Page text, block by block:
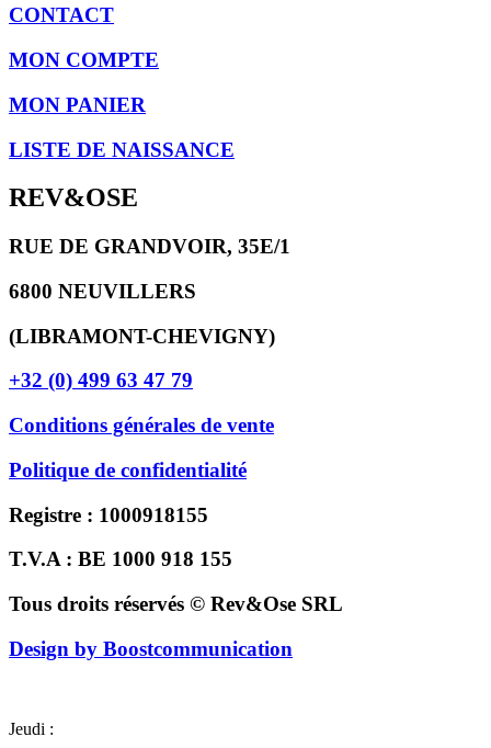
CONTACT
MON COMPTE
MON PANIER
LISTE DE NAISSANCE
REV&OSE
RUE DE GRANDVOIR, 35E/1
6800 NEUVILLERS
(LIBRAMONT-CHEVIGNY)
+32 (0) 499 63 47 79
Conditions générales de vente
Politique de confidentialité
Registre : 1000918155
T.V.A : BE 1000 918 155
Tous droits réservés © Rev&Ose SRL
Design by Boostcommunication
Jeudi :